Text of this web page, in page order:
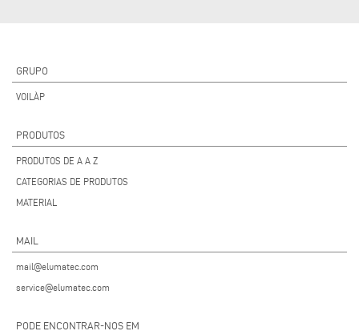
GRUPO
VOILÀP
PRODUTOS
PRODUTOS DE A A Z
CATEGORIAS DE PRODUTOS
MATERIAL
MAIL
mail@elumatec.com
service@elumatec.com
PODE ENCONTRAR-NOS EM